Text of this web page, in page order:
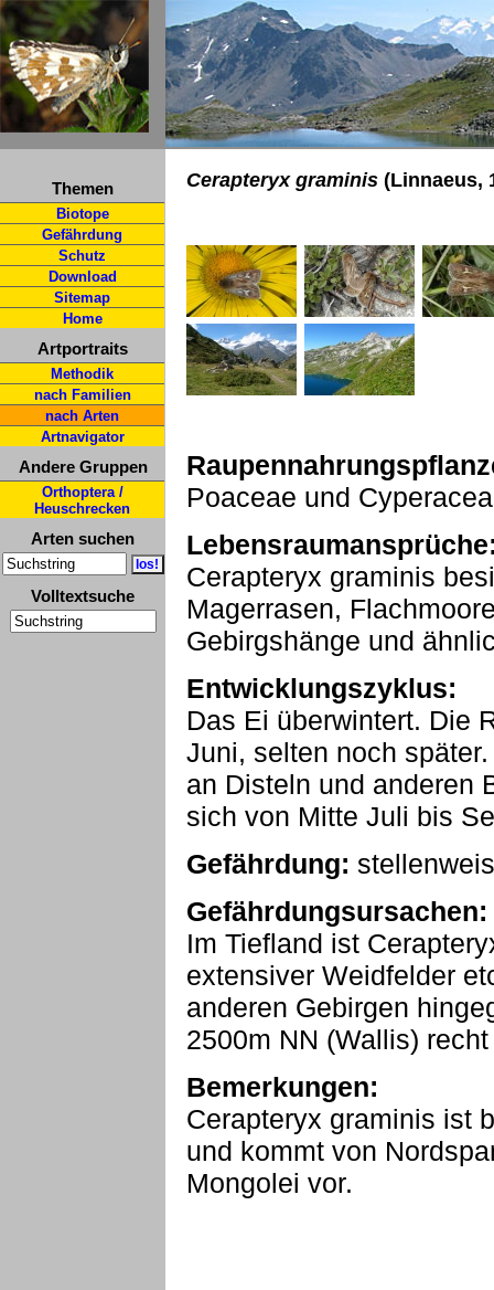
Themen
Biotope
Gefährdung
Schutz
Download
Sitemap
Home
Artportraits
Methodik
nach Familien
nach Arten
Artnavigator
Andere Gruppen
Orthoptera /
Heuschrecken
Arten suchen
Volltextsuche
Cerapteryx graminis (Linnaeus,
Poaceae und
Cerapteryx graminis
Magerrasen,
Gebirgshänge und
Entwicklungszyklus:
Das Ei überwintert. Die
Juni, selten noch
an Disteln und anderen
sich von Mitte Juli bis
Gefährdung:
Gefährdungsursachen:
Im Tiefland ist
extensiver Weidfelder
anderen Gebirgen
2500m NN (Wallis)
Bemerkungen:
Cerapteryx graminis ist
und kommt von
Mongolei vor.